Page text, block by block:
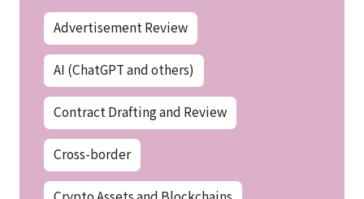
Advertisement Review
AI (ChatGPT and others)
Contract Drafting and Review
Cross-border